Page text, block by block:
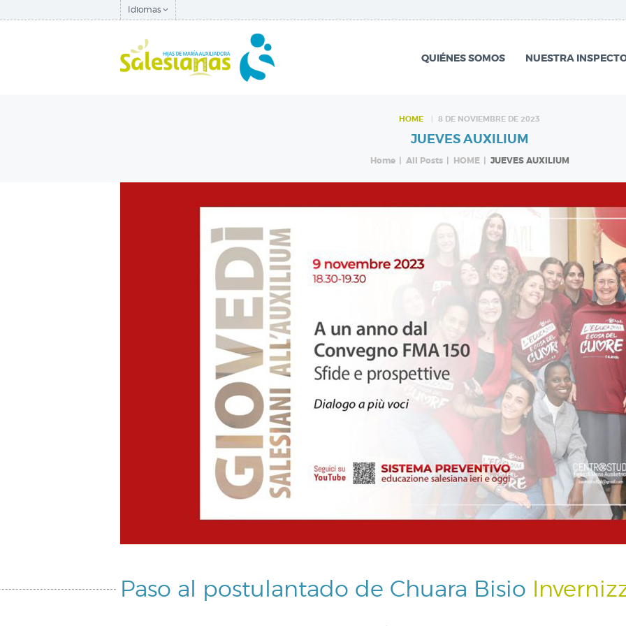
Idiomas
QUIÉNES SOMOS NUESTRA
HOME 8 DE NOVIEMBRE DE 2023
JUEVES AUXILIUM
Home All Posts HOME JUEVES AUXILIUM
QUIÉNES SOMOS
NUESTRA
QUÉ HACEMOS
NOTICIAS
Paso al postulantado de Chuara Bisio